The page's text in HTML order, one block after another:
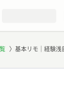
〉 基本リモ｜経験浅